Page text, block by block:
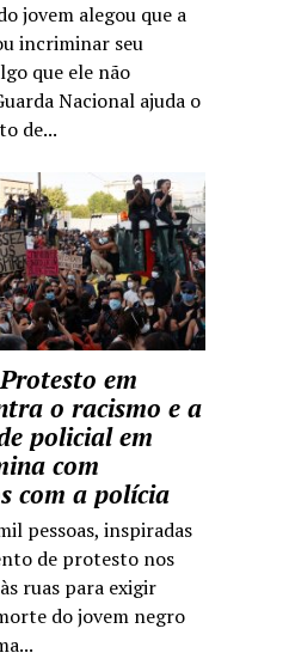
jovem alegou que a
incriminar seu
que ele não
Nacional ajuda o
de...
em
o racismo e a
policial em
com
com a polícia
pessoas, inspiradas
de protesto nos
ruas para exigir
do jovem negro